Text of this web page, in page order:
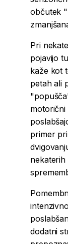
občutek
Pri
pojavijo
kaže kot
petah ali
motorični
primer
dodatni